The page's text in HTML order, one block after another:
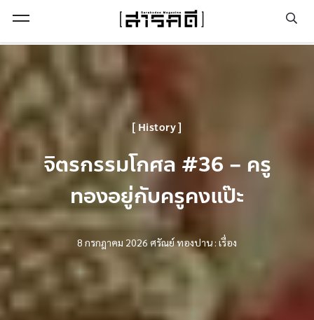
History
จิตรกรรมโกศล #36 – ครู
ทองอยู่กับครูคงแป๊ะ
8 กรกฎาคม 2026 ศรัณย์ ทองปาน : เรื่อง